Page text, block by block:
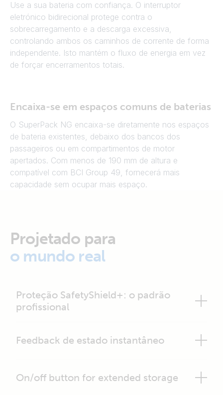
Use a sua bateria com confiança. O interruptor
eletrónico bidirecional protege contra o
sobrecarregamento e a descarga excessiva,
controlando ambos os caminhos de corrente de forma
independente. Isto mantém o fluxo de energia em vez
de forçar encerramentos totais.
Encaixa-se em espaços comuns de baterias
O SuperPack NG encaixa-se diretamente nos espaços
de bateria existentes, debaixo dos bancos dos
passageiros ou em compartimentos de motor
apertados. Com menos de 190 mm de altura e
compatível com BCI Group 49, fornecerá mais
capacidade sem ocupar mais espaço.
Projetado para
o mundo real
Proteção SafetyShield+: o padrão
profissional
Feedback de estado instantâneo
On/off button for extended storage